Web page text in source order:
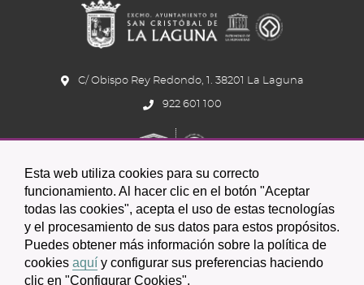
Esta web utiliza cookies para su correcto
funcionamiento. Al hacer clic en el botón "Aceptar
todas las cookies", acepta el uso de estas tecnologías
y el procesamiento de sus datos para estos propósitos.
Puedes obtener más información sobre la política de
cookies aquí y configurar sus preferencias haciendo
clic en "Configurar Cookies".
C/ Obispo Rey Redondo, 1. 38201 La Laguna
922 601 100
Icono
circular
Icono
de
Icono
circular
Icono
de
Icono
circular
Icono
de